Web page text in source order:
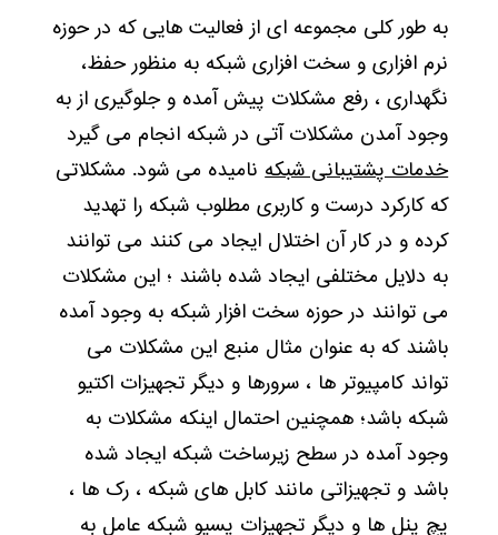
به طور کلی مجموعه ای از فعالیت هایی که در حوزه
نرم افزاری و سخت افزاری شبکه به منظور حفظ،
نگهداری ، رفع مشکلات پیش آمده و جلوگیری از به
وجود آمدن مشکلات آتی در شبکه انجام می گیرد
خدمات پشتیبانی شبکهنامیده می شود. مشکلاتی
که کارکرد درست و کاربری مطلوب شبکه را تهدید
کرده و در کار آن اختلال ایجاد می کنند می توانند
به دلایل مختلفی ایجاد شده باشند ؛ این مشکلات
می توانند در حوزه سخت افزار شبکه به وجود آمده
باشند که به عنوان مثال منبع این مشکلات می
تواند کامپیوتر ها ، سرورها و دیگر تجهیزات اکتیو
شبکه باشد؛ همچنین احتمال اینکه مشکلات به
وجود آمده در سطح زیرساخت شبکه ایجاد شده
باشد و تجهیزاتی مانند کابل های شبکه ، رک ها ،
پچ پنل ها و دیگر تجهیزات پسیو شبکه عامل به